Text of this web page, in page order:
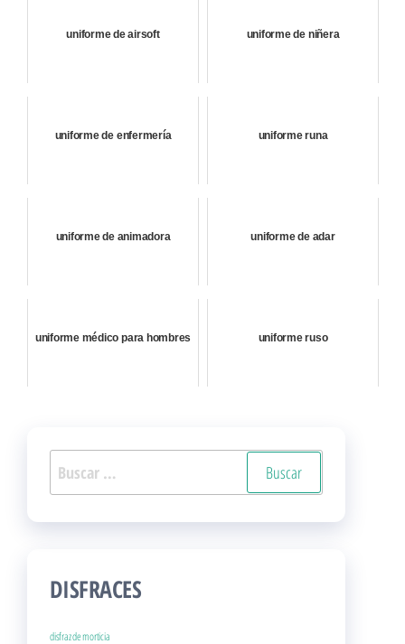
uniforme de airsoft uniforme de niñera
uniforme de enfermería uniforme runa
uniforme de animadora uniforme de adar
uniforme médico para hombres uniforme ruso
Buscar:
DISFRACES
disfraz de morticia